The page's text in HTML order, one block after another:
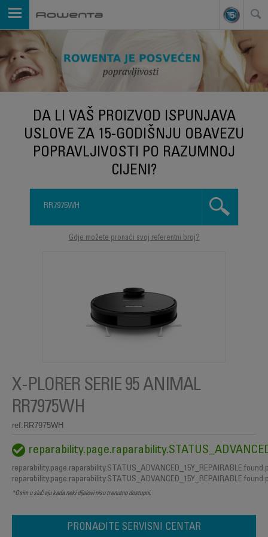
DA LI VAŠ PROIZVOD ISPUNJAVA
USLOVE ZA 15-GODIŠNJU OBAVEZU
POPRAVLJIVOSTI PO RAZUMNOJ
CIJENI?
Gdje možete pronaći svoj referentni broj?
X-PLORER SERIE 95 ANIMAL
RR7975WH
ref:RR7975WH
*Osim u slučaju kada neki dijelovi nisu trenutno dostupni.
PRONAĐITE SERVISNI CENTAR